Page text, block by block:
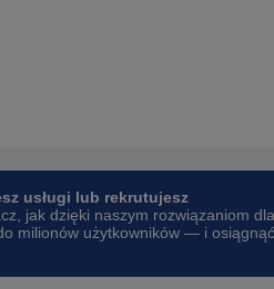
usługi lub rekrutujesz
jak dzięki naszym rozwiązaniom dla
milionów użytkowników — i osiągnąć